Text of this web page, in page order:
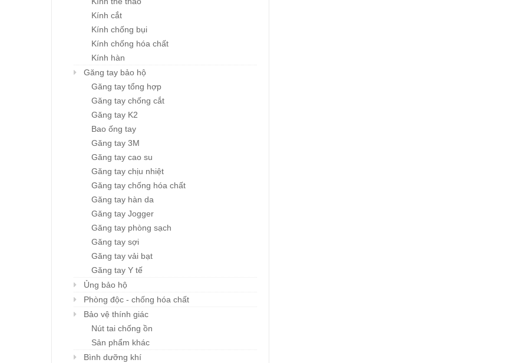
Kính cắt
Kính chống bụi
Kính chống hóa chất
Kính hàn
Găng tay bảo hộ
Găng tay tổng hợp
Găng tay chống cắt
Găng tay K2
Bao ống tay
Găng tay 3M
Găng tay cao su
Găng tay chịu nhiệt
Găng tay chống hóa chất
Găng tay hàn da
Găng tay Jogger
Găng tay phòng sạch
Găng tay sợi
Găng tay vải bạt
Găng tay Y tế
Ủng bảo hộ
Phòng độc - chống hóa chất
Bảo vệ thính giác
Nút tai chống ồn
Sản phẩm khác
Bình dưỡng khí